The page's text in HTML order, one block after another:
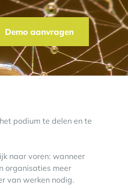
Demo aanvragen
podium te delen en te
naar voren: wanneer
organisaties meer
van werken nodig.